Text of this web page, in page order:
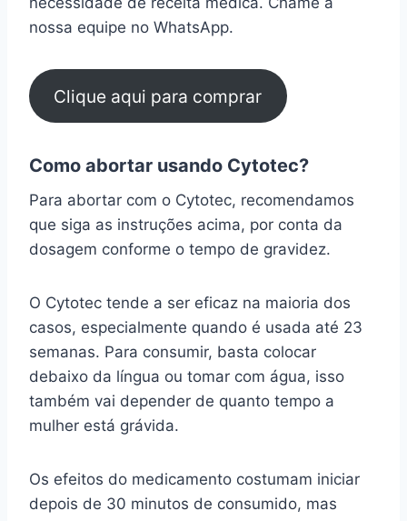
nossa equipe no WhatsApp.
Clique aqui para comprar
Como abortar usando Cytotec?
Para abortar com o Cytotec, recomendamos
que siga as instruções acima, por conta da
dosagem conforme o tempo de gravidez.
O Cytotec tende a ser eficaz na maioria dos
casos, especialmente quando é usada até 23
semanas. Para consumir, basta colocar
debaixo da língua ou tomar com água, isso
também vai depender de quanto tempo a
mulher está grávida.
Os efeitos do medicamento costumam iniciar
depois de 30 minutos de consumido, mas